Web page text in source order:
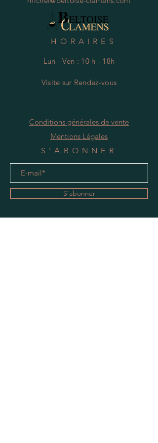
HORAIRES
Lun - Ven : 10 h - 18h
Visite sur Rendez-vous
Conditions générales de vente
Mentions Légales
S'ABONNER
S'abonner